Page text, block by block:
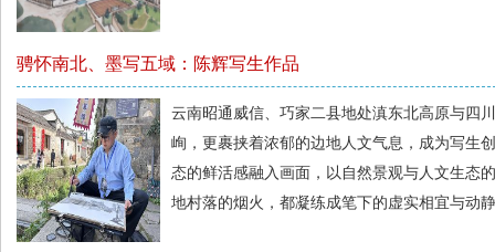
骋怀南北、墨写五域：陈辉写生作品
云南昭通威信、巧家二县地处滇东北高原与四
峋，更裹挟着浓郁的边地人文气息，成为写生
态的鲜活感融入画面，以自然景观与人文生态
地村落的烟火，都凝练成笔下的虚实相宜与动